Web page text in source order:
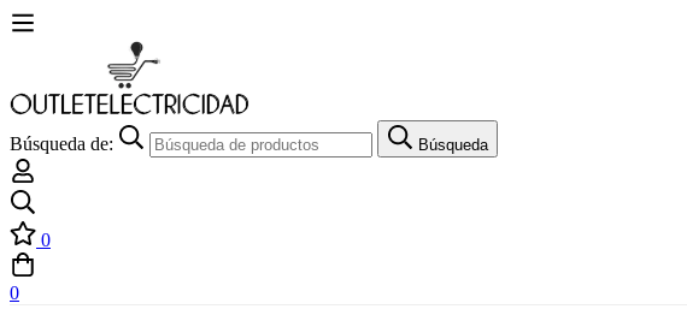
Búsqueda de: Búsqueda
0
0